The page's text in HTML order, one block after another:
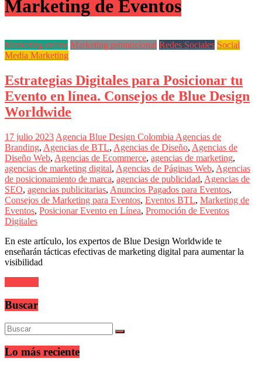
Marketing
|
de
Publicidad,
Mercadeo
Medios
de
la
Agencia
Blue
Design
Colombia
y
sus
filiales
en
América
Latina
|
Una
mirada
estratégica
y
del
en
LATAM
|
Bitácora
social
de
Marketing de Eventos
Marketing online Marketing promocional Redes Sociales Social
Media Marketing
Estrategias Digitales para Posicionar tu
Evento en línea. Consejos de Blue Design
Worldwide
17 julio 2023 Agencia Blue Design Colombia Agencias de
Branding, Agencias de BTL, Agencias de Diseño, Agencias de
Diseño Web, Agencias de Ecommerce, agencias de marketing,
agencias de marketing digital, Agencias de Páginas Web, Agencias
de posicionamiento de marca, agencias de publicidad, Agencias de
SEO, agencias publicitarias, Anuncios Pagados para Eventos,
Consejos de Marketing para Eventos, Eventos BTL, Marketing de
Eventos, Posicionar Evento en Línea, Promoción de Eventos
Digitales
En este artículo, los expertos de Blue Design Worldwide te
enseñarán tácticas efectivas de marketing digital para aumentar la
visibilidad
Buscar
Lo más reciente